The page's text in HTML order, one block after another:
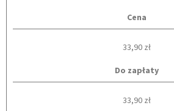
Cena
33,90 zł
Do zapłaty
33,90 zł